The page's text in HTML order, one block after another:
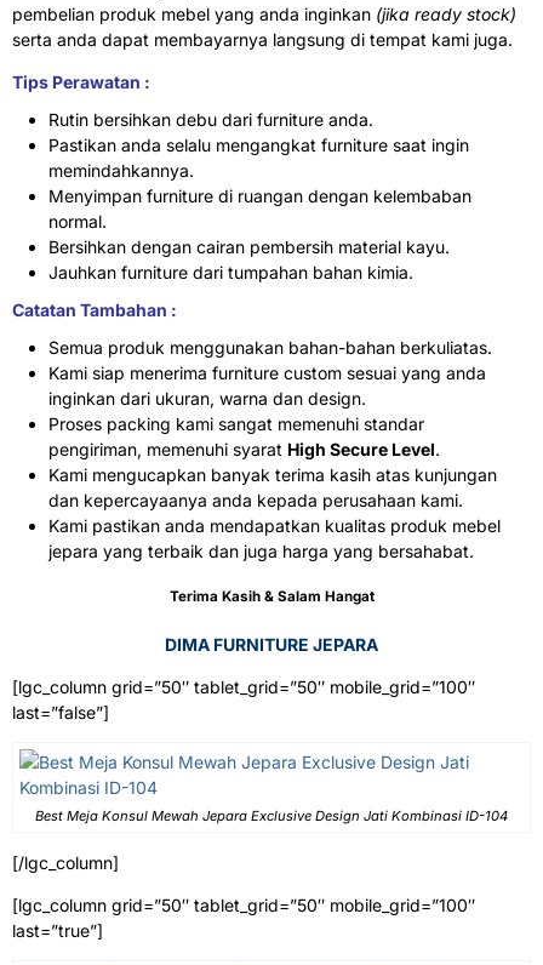
pembelian produk mebel yang anda inginkan (jika ready stock)
serta anda dapat membayarnya langsung di tempat kami juga.
Tips Perawatan :
Rutin bersihkan debu dari furniture anda.
Pastikan anda selalu mengangkat furniture saat ingin
memindahkannya.
Menyimpan furniture di ruangan dengan kelembaban
normal.
Bersihkan dengan cairan pembersih material kayu.
Jauhkan furniture dari tumpahan bahan kimia.
Catatan Tambahan :
Semua produk menggunakan bahan-bahan berkuliatas.
Kami siap menerima furniture custom sesuai yang anda
inginkan dari ukuran, warna dan design.
Proses packing kami sangat memenuhi standar
pengiriman, memenuhi syarat High Secure Level.
Kami mengucapkan banyak terima kasih atas kunjungan
dan kepercayaanya anda kepada perusahaan kami.
Kami pastikan anda mendapatkan kualitas produk mebel
jepara yang terbaik dan juga harga yang bersahabat.
Terima Kasih & Salam Hangat
DIMA FURNITURE JEPARA
[lgc_column grid=”50″ tablet_grid=”50″ mobile_grid=”100″
last=”false”]
Best Meja Konsul Mewah Jepara Exclusive Design Jati Kombinasi ID-104
[/lgc_column]
[lgc_column grid=”50″ tablet_grid=”50″ mobile_grid=”100″
last=”true”]